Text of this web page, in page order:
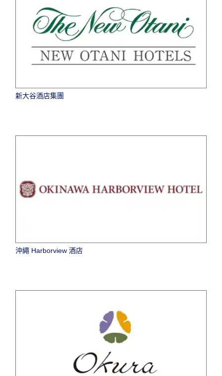
新大谷酒店集團
沖繩 Harborview 酒店